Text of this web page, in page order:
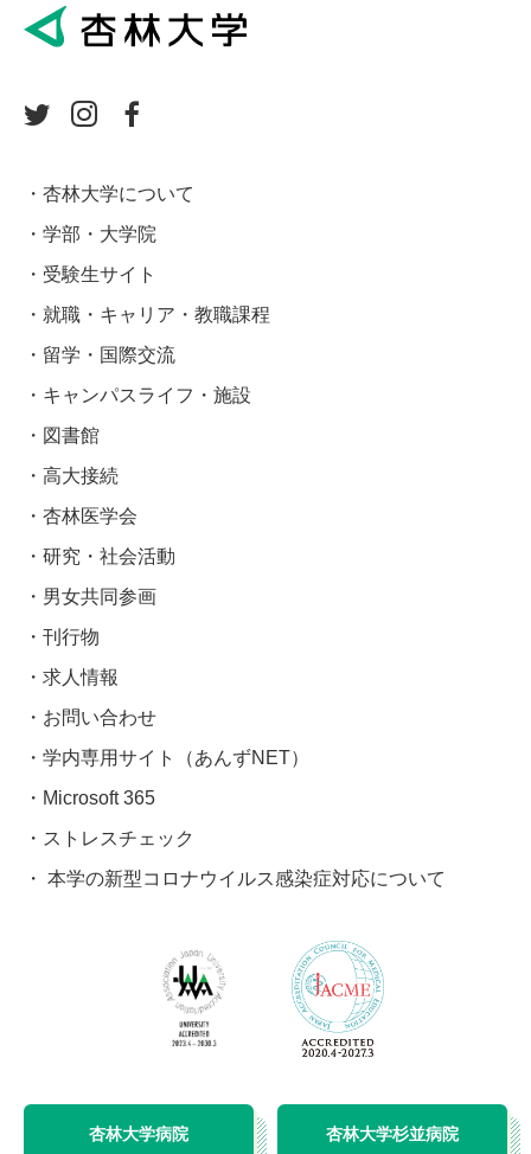
杏林大学について
学部・大学院
受験生サイト
就職・キャリア・教職課程
留学・国際交流
キャンパスライフ・施設
図書館
高大接続
杏林医学会
研究・社会活動
男女共同参画
刊行物
求人情報
お問い合わせ
学内専用サイト（あんずNET）
Microsoft 365
ストレスチェック
本学の新型コロナウイルス感染症対応について
杏林大学病院 杏林大学杉並病院